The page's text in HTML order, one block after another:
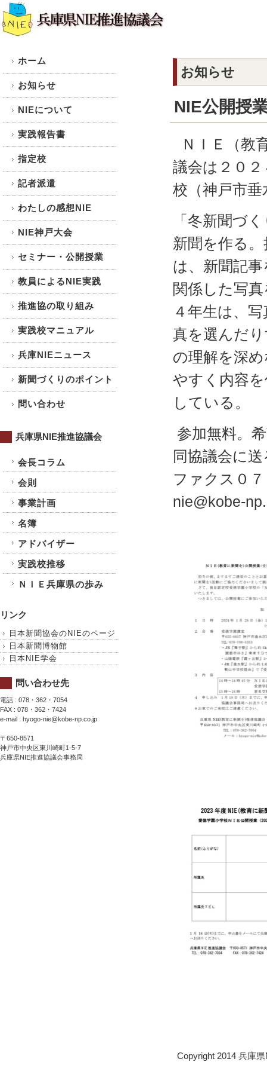
ホーム
お知らせ
NIEについて
実践報告書
指定校
記者派遣
わたしの感想NIE
NIE神戸大会
セミナー・公開授業
教員によるNIE実践
推進協の取り組み
実践校マニュアル
兵庫NIEニュース
新聞づくりのポイント
問い合わせ
兵庫県NIE推進協議会
会長コラム
会則
事業計画
名簿
アドバイザー
実践校推移
ＮＩＥ兵庫県の歩み
リンク
日本新聞協会のNIEのページ
日本新聞博物館
日本NIE学会
問い合わせ先
電話 : 078・362・7054
FAX : 078・362・7424
e-mail : hyogo-nie@kobe-np.co.jp
〒650-8571
神戸市中央区東川崎町1-5-7
兵庫県NIE推進協議会事務局
お知らせ
NIE公開授
ＮＩＥ（教
議会は２０
校（神戸市
「冬新聞づ
新聞を作る
は、新聞記
関係した写
４年生は、
真を選んだ
の理解を深
やすく内容
している。
参加無料。
同協議会に
ファクス０
nie@kobe-
Copyright 2014 兵庫